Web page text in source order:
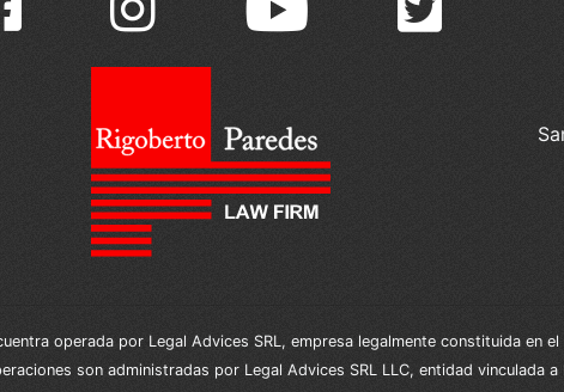
operada por Legal Advices SRL, empresa legalmente constituida en
son administradas por Legal Advices SRL LLC, entidad vinculada